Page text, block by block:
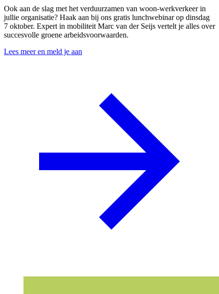
Ook aan de slag met het verduurzamen van woon-werkverkeer in
jullie organisatie? Haak aan bij ons gratis lunchwebinar op dinsdag
7 oktober. Expert in mobiliteit Marc van der Seijs vertelt je alles over
succesvolle groene arbeidsvoorwaarden.
Lees meer en meld je aan